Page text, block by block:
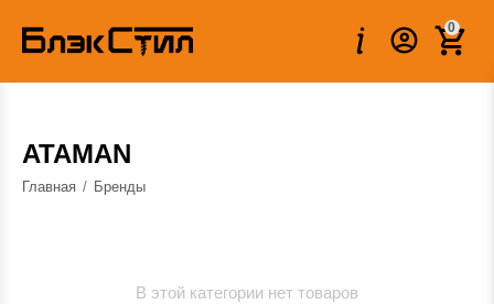
0
ATAMAN
Главная / Бренды
В этой категории нет товаров